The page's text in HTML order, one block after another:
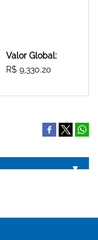
Valor Global:
R$ 9,330.20